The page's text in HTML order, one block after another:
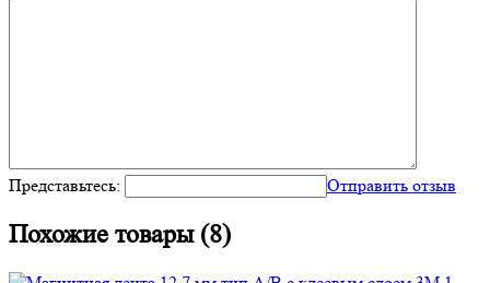
Представьтесь: Отправить отзыв
Похожие товары (8)